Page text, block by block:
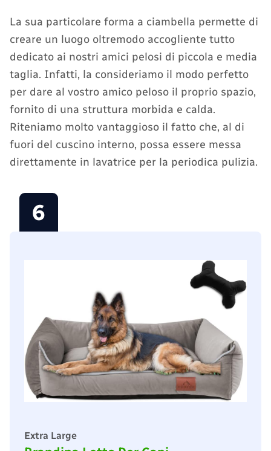
La sua particolare forma a ciambella permette di
creare un luogo oltremodo accogliente tutto
dedicato ai nostri amici pelosi di piccola e media
taglia. Infatti, la consideriamo il modo perfetto
per dare al vostro amico peloso il proprio spazio,
fornito di una struttura morbida e calda.
Riteniamo molto vantaggioso il fatto che, al di
fuori del cuscino interno, possa essere messa
direttamente in lavatrice per la periodica pulizia.
6
Extra Large